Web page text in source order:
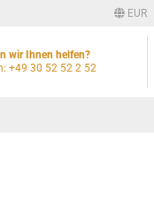
EUR
wir Ihnen helfen?
+49 30 52 52 2 52